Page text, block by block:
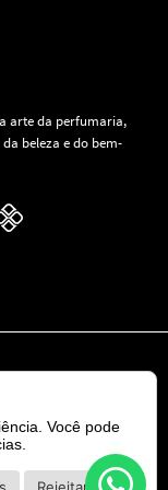
arte da perfumaria,
beleza e do bem-
- Vila Brasília -
Você pode